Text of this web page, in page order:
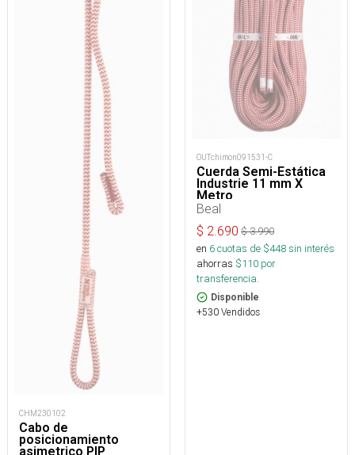
CHM230102
Cabo de
posicionamiento
asimetrico PIP
OUTchimon091531-C
Cuerda Semi-Estática
Industrie 11 mm X
Metro
Beal
$ 2.690 $3.990
en 6cuotas de $448sin interés
ahorras $110 por
transferencia.
Disponible
+530 Vendidos